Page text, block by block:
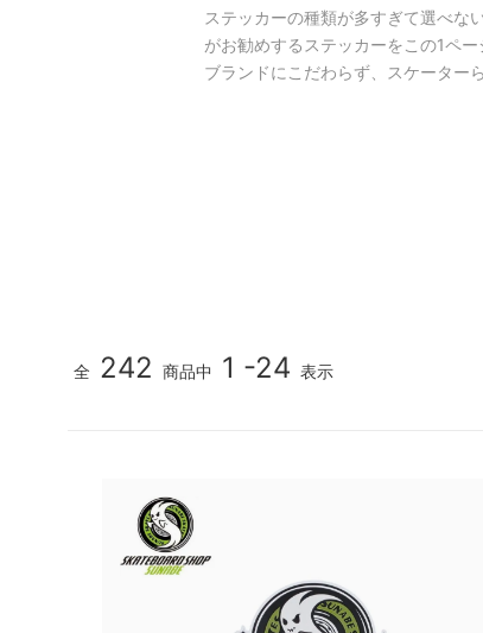
MEDIA & DVD
映像/雑誌
キッズアイテム一覧
ステッカーの種類が多すぎて選べな
がお勧めするステッカーをこの1ペー
ブランドにこだわらず、スケーター
全 242 商品中 1 -24 表示